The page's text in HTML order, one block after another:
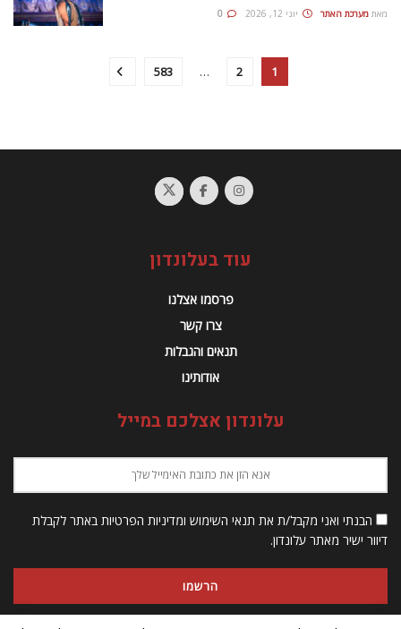
מאת מערכת האתר יוני 12, 2026
1
2
…
583
עוד בעלונדון
פרסמו אצלנו
צרו קשר
תנאים והגבלות
אודותינו
עלונדון אצלכם במייל
הבנתי ואני מקבל/ת את תנאי השימוש ומדיניות הפרטיות באתר לקבלת
דיוור ישיר מאתר עלונדון.